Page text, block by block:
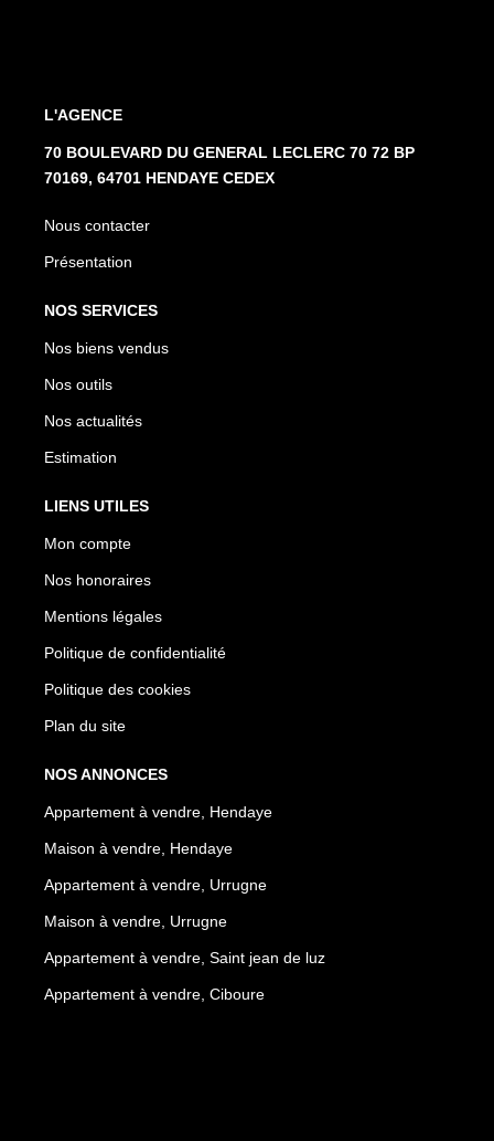
L'AGENCE
70 BOULEVARD DU GENERAL LECLERC 70 72 BP
70169, 64701 HENDAYE CEDEX
Nous contacter
Présentation
NOS SERVICES
Nos biens vendus
Nos outils
Nos actualités
Estimation
LIENS UTILES
Mon compte
Nos honoraires
Mentions légales
Politique de confidentialité
Politique des cookies
Plan du site
NOS ANNONCES
Appartement à vendre, Hendaye
Maison à vendre, Hendaye
Appartement à vendre, Urrugne
Maison à vendre, Urrugne
Appartement à vendre, Saint jean de luz
Appartement à vendre, Ciboure